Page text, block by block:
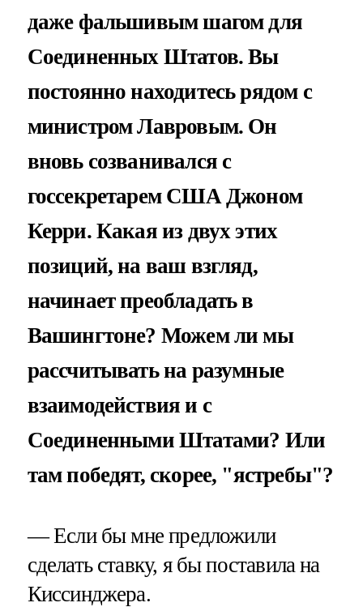
даже фальшивым шагом для
Соединенных Штатов. Вы
постоянно находитесь рядом с
министром Лавровым. Он
вновь созванивался с
госсекретарем США Джоном
Керри. Какая из двух этих
позиций, на ваш взгляд,
начинает преобладать в
Вашингтоне? Можем ли мы
рассчитывать на разумные
взаимодействия и с
Соединенными Штатами? Или
там победят, скорее, "ястребы"?
— Если бы мне предложили
сделать ставку, я бы поставила на
Киссинджера.